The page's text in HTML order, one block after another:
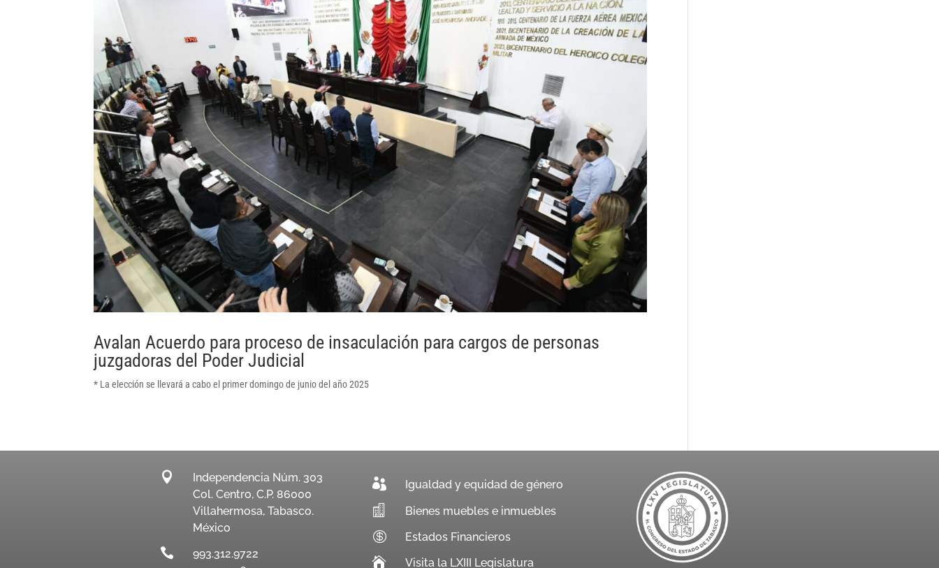
Avalan Acuerdo para proceso de insaculación para cargos de personas
juzgadoras del Poder Judicial
* La elección se llevará a cabo el primer domingo de junio del año 2025

Independencia Núm. 303
Col. Centro, C.P. 86000
Villahermosa, Tabasco.
México

993.312.9722
 Igualdad y equidad de género
 Bienes muebles e inmuebles
 Estados Financieros
 Visita la LXIII Legislatura